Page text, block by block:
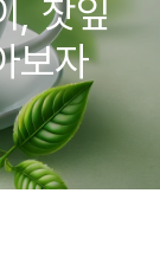
, 찻잎
보자